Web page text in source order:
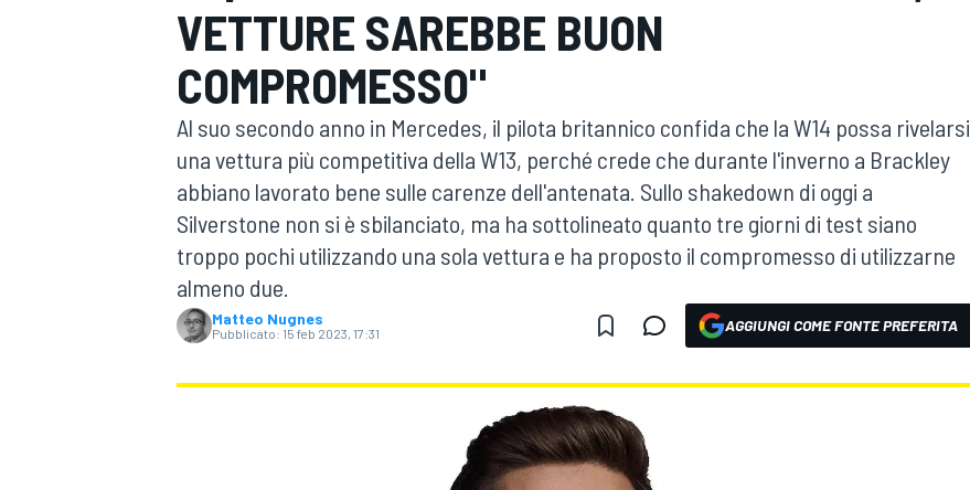
MOTOGP WEC
WRC
VETTURE SAREBBE BUON
COMPROMESSO"
Al suo secondo anno in Mercedes, il pilota britannico confida che la W14 possa rivelarsi
una vettura più competitiva della W13, perché crede che durante l'inverno a Brackley
abbiano lavorato bene sulle carenze dell'antenata. Sullo shakedown di oggi a
Silverstone non si è sbilanciato, ma ha sottolineato quanto tre giorni di test siano
troppo pochi utilizzando una sola vettura e ha proposto il compromesso di utilizzarne
almeno due.
Matteo Nugnes
Pubblicato: 15 feb 2023, 17:31 AGGIUNGI COME FONTE PREFERITA